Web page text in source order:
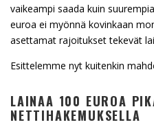
vaikeampi saada kuin
euroa ei myönnä kovinkaan
asettamat rajoitukset tekevät
Esittelemme nyt kuitenkin
LAINAA 100 EUROA
NETTIHAKEMUKSELLA